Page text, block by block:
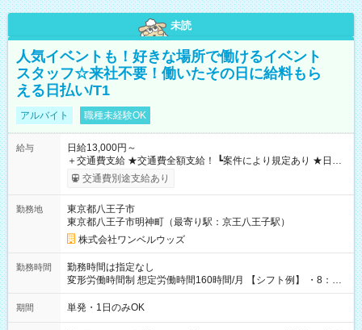
未読
人気イベントも！好きな場所で働けるイベント
スタッフ☆来社不要！働いたその日に給料もら
える日払い/T1
アルバイト 職種未経験OK
給与
日給13,000円～
＋交通費支給 ★交通費全額支給！ ┗案件により規定あり ★日払
いOK！（規定あり） ┗働いたその日に現金GET♪ お仕事後はコ
ンビニATMから 日払い分を引き落とせます！ 【試用期間】試
交通費別途支給あり
勤務地
東京都八王子市
東京都八王子市明神町（最寄り駅：京王八王子駅）
株式会社ワンベルウッズ
勤務時間
勤務時間は指定なし
変形労働時間制 想定労働時間160時間/月 【シフト例】 ・8：00
～21：00
期間 単発・1日のみOK